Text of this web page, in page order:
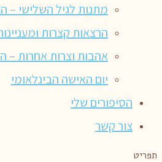
מתנות לגיל השלישי –
הרצאות קצרות
אהבות וצרות אחרות –
יום האישה הבינלאומי
הסיפורים שלי
צור קשר
תפריט